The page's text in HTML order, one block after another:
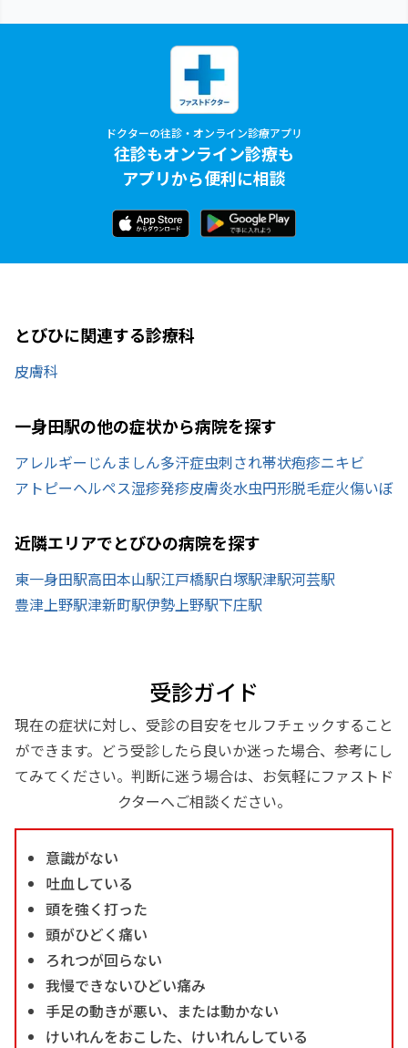
ドクターの往診・オンライン診療アプリ
往診もオンライン診療も
アプリから便利に相談
とびひに関連する診療科
皮膚科
一身田駅の他の症状から病院を探す
アレルギー じんましん多汗症虫刺され帯状疱疹ニキビ
アトピーヘルペス湿疹発疹皮膚炎水虫円形脱毛症火傷いぼ
近隣エリアでとびひの病院を探す
東一身田駅高田本山駅江戸橋駅白塚駅津駅河芸駅
豊津上野駅津新町駅伊勢上野駅下庄駅
受診ガイド
現在の症状に対し、受診の目安をセルフチェックすること
ができます。どう受診したら良いか迷った場合、参考にし
てみてください。判断に迷う場合は、お気軽にファストド
クターへご相談ください。
意識がない
吐血している
頭を強く打った
頭がひどく痛い
ろれつが回らない
我慢できないひどい痛み
手足の動きが悪い、または動かない
けいれんをおこした、けいれんしている